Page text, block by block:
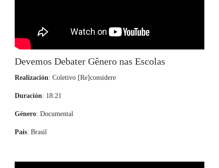
Devemos Debater Gênero nas Escolas
Realización: Coletivo [Re]considere
Duración: 18:21
Género: Documental
País: Brasil